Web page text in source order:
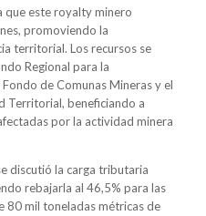
que este royalty minero
promoviendo la
territorial. Los recursos se
Regional para la
de Comunas Mineras y el
Territorial, beneficiando a
por la actividad minera
discutió la carga tributaria
rebajarla al 46,5% para las
80 mil toneladas métricas de